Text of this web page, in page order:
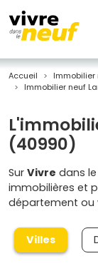
Accueil Immobilier
Immobilier neuf
(40990)
Sur Vivre dans le
immobilières et
département ou
Villes